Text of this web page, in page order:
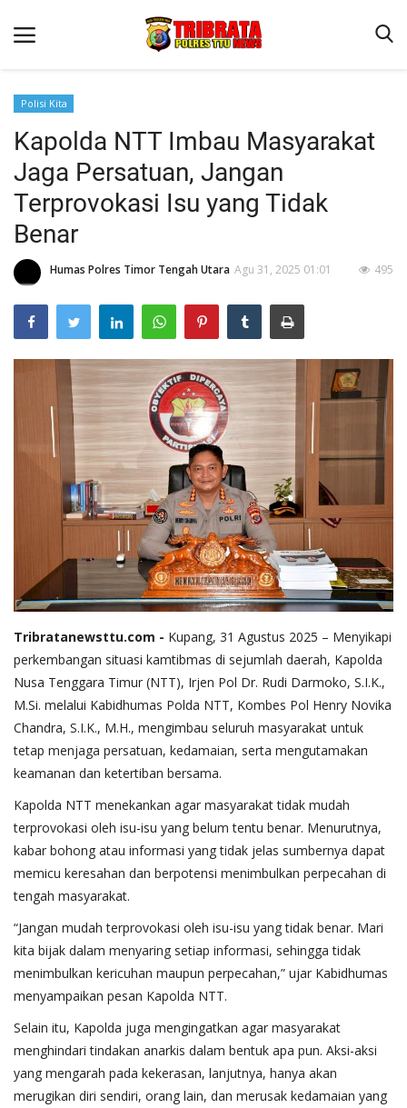
Beranda
Terms & Conditions
Reskrim
Binkam
Lantas
OPINI
Polisi Kita
Kapolda NTT Imbau Masyarakat
Jaga Persatuan, Jangan
Terprovokasi Isu yang Tidak
Benar
Humas Polres Timor Tengah Utara Agu 31, 2025 01:01 495
Tribratanewsttu.com - Kupang, 31 Agustus 2025 – Menyikapi
perkembangan situasi kamtibmas di sejumlah daerah, Kapolda
Nusa Tenggara Timur (NTT), Irjen Pol Dr. Rudi Darmoko, S.I.K.,
M.Si. melalui Kabidhumas Polda NTT, Kombes Pol Henry Novika
Chandra, S.I.K., M.H., mengimbau seluruh masyarakat untuk
tetap menjaga persatuan, kedamaian, serta mengutamakan
keamanan dan ketertiban bersama.
Kapolda NTT menekankan agar masyarakat tidak mudah
terprovokasi oleh isu-isu yang belum tentu benar. Menurutnya,
kabar bohong atau informasi yang tidak jelas sumbernya dapat
memicu keresahan dan berpotensi menimbulkan perpecahan di
tengah masyarakat.
“Jangan mudah terprovokasi oleh isu-isu yang tidak benar. Mari
kita bijak dalam menyaring setiap informasi, sehingga tidak
menimbulkan kericuhan maupun perpecahan,” ujar Kabidhumas
menyampaikan pesan Kapolda NTT.
Selain itu, Kapolda juga mengingatkan agar masyarakat
menghindari tindakan anarkis dalam bentuk apa pun. Aksi-aksi
yang mengarah pada kekerasan, lanjutnya, hanya akan
merugikan diri sendiri, orang lain, dan merusak kedamaian yang